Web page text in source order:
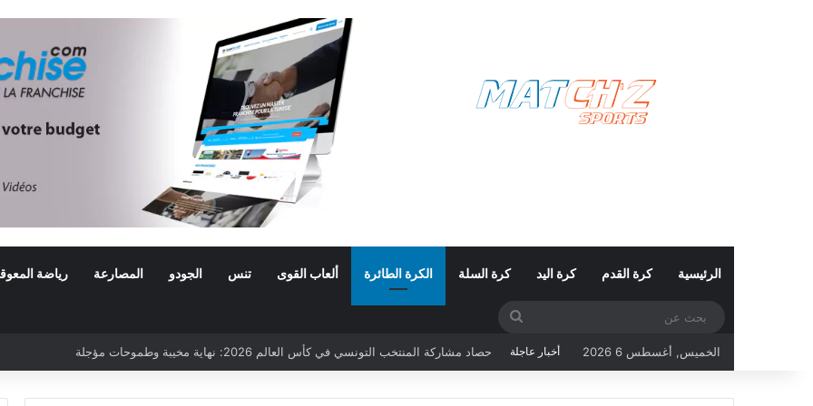
الرئيسية كرة القدم كرة اليد كرة السلة الكرة الطائرة ألعاب القوى تنس الجودو المصارعة رياضة
الخميس, أغسطس 6 2026 أخبار عاجلة